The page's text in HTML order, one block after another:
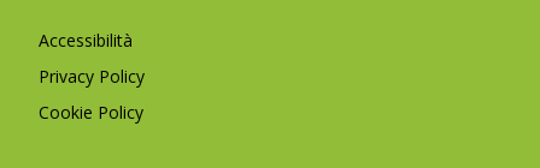
Accessibilità
Privacy Policy
Cookie Policy